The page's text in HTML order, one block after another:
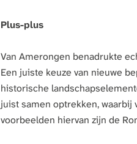
Plus-plus
Van Amerongen benadrukte
Een juiste keuze van nieuwe
historische
juist samen optrekken,
voorbeelden hiervan zijn de